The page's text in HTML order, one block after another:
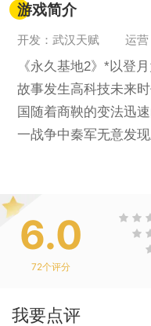
游戏简介
开发：武汉天赋 运营
《永久基地2》*以登
故事发生高科技未来
国随着商鞅的变法迅
一战争中秦军无意发
6.0
72个评分
我要点评